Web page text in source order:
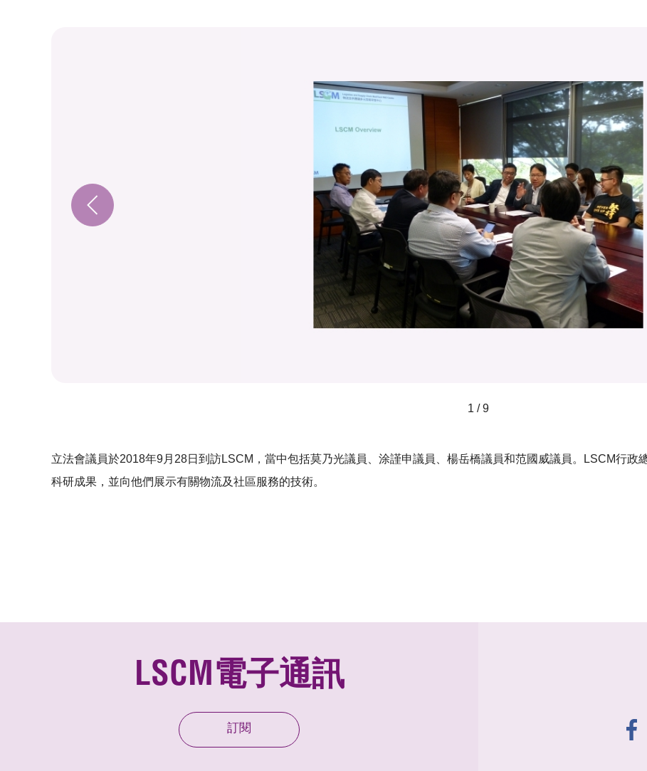
1 / 9
立法會議員於2018年9月28日到訪LSCM，當中包括莫乃光議員、涂謹申議員、楊岳橋議員和范國威議員。LSCM行政
科研成果，並向他們展示有關物流及社區服務的技術。
LSCM電子通訊
訂閱